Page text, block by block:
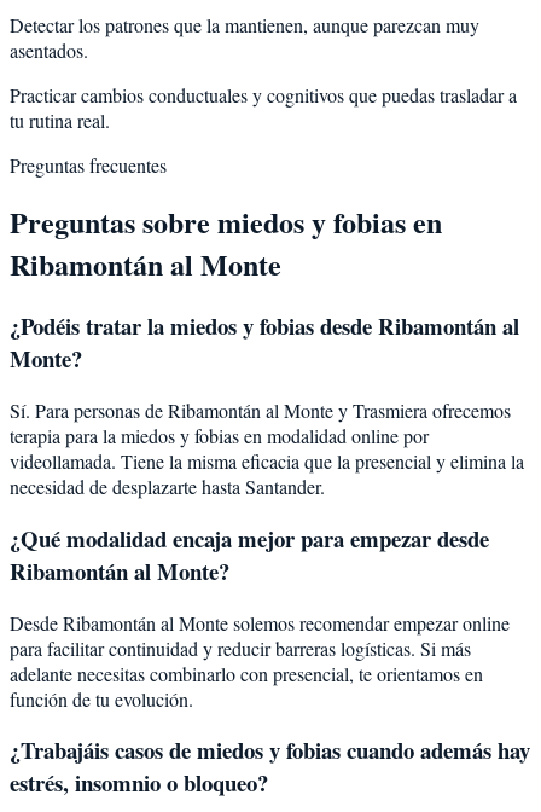
Detectar los patrones que la mantienen, aunque parezcan muy
asentados.
Practicar cambios conductuales y cognitivos que puedas trasladar a
tu rutina real.
Preguntas frecuentes
Preguntas sobre miedos y fobiasen
Ribamontán al Monte
¿Podéis tratar lamiedos y fobiasdesdeRibamontán al
Monte?
Sí. Para personas de Ribamontán al Monte y Trasmiera ofrecemos
terapia para la miedos y fobias en modalidad online por
videollamada. Tiene la misma eficacia que la presencial y elimina la
necesidad de desplazarte hasta Santander.
¿Qué modalidad encaja mejor para empezar desde
Ribamontán al Monte?
Desde Ribamontán al Monte solemos recomendar empezar online
para facilitar continuidad y reducir barreras logísticas. Si más
adelante necesitas combinarlo con presencial, te orientamos en
función de tu evolución.
¿Trabajáis casos de miedos y fobias cuando además hay
estrés, insomnio o bloqueo?